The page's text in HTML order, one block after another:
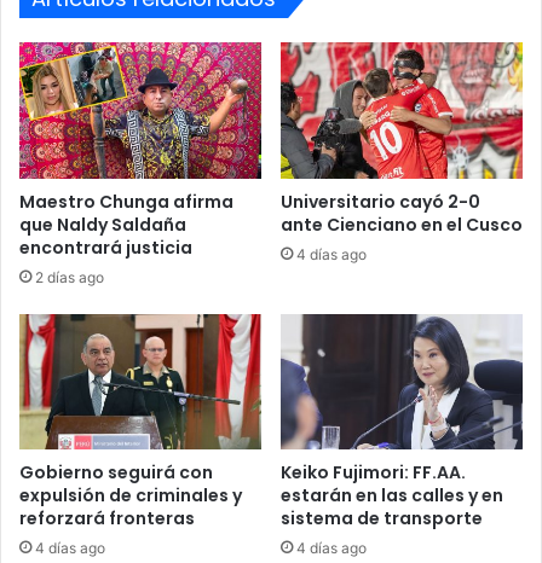
ejemplo de eficacia y valor, el cual permanecerá como el
mejor ejemplo moral: la certeza de que el Perú se
defiende con unidad, disciplina y amor por la patria.
o
p
s
’
y
5
0
c
á
m
a
a
s
e
n
G
a
m
a
r
r
a
s
t
i
g
o
p
a
r
a
l
a
e
i
n
o
s
d
Maestro Chunga afirma
que Naldy Saldaña
encontrará justicia
2 días ago
Universitario cayó 2-0
ante Cienciano en el Cusco
4 días ago
Gobierno seguirá con
expulsión de criminales y
reforzará fronteras
4 días ago
Keiko Fujimori: FF.AA.
estarán en las calles y en
sistema de transporte
4 días ago